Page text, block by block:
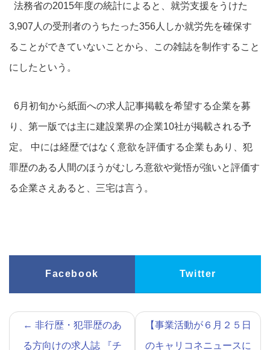
法務省の2015年度の統計によると、就労支援をうけた
3,907人の受刑者のうちたった356人しか就労先を確保す
ることができていないことから、この雑誌を制作すること
にしたという。
6月初旬から紙面への求人記事掲載を希望する企業を募
り、第一版では主に建設業界の企業10社が掲載される予
定。 中には経歴ではなく意欲を評価する企業もあり、犯
罪歴のある人間のほうがむしろ意欲や覚悟が強いと評価す
る企業さえあると、三宅は言う。
Facebook Twitter
← 非行歴・犯罪歴のあ
る方向けの求人誌 『チ
【事業活動が６月２５日
のキャリコネニュースに